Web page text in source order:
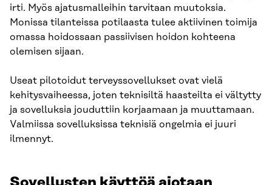
irti. Myös ajatusmalleihin tarvitaan muutoksia.
Monissa tilanteissa potilaasta tulee aktiivinen toimija
omassa hoidossaan passiivisen hoidon kohteena
olemisen sijaan.
Useat pilotoidut terveyssovellukset ovat vielä
kehitysvaiheessa, joten teknisiltä haasteilta ei vältytty
ja sovelluksia jouduttiin korjaamaan ja muuttamaan.
Valmiissa sovelluksissa teknisiä ongelmia ei juuri
ilmennyt.